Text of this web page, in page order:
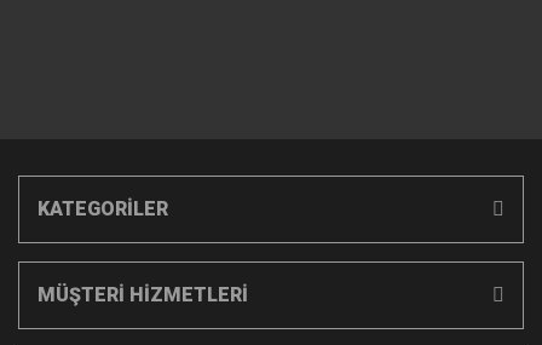
KATEGORİLER
MÜŞTERİ HİZMETLERİ